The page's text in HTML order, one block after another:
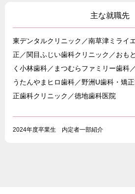
主な就職先
東デンタルクリニック／南草津ミライ
正／関目ふじい歯科クリニック／おも
く小林歯科／まつむらファミリー歯科
うたんやまヒロ歯科／野洲U歯科・矯
正歯科クリニック／徳地歯科医院
2024年度卒業生 内定者一部紹介